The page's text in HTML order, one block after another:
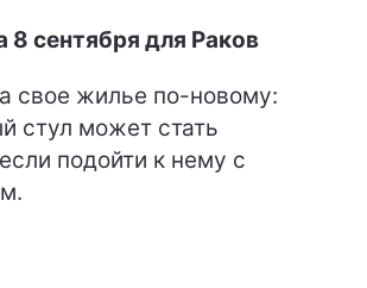
8 сентября для Раков
свое жилье по-новому:
стул может стать
подойти к нему с